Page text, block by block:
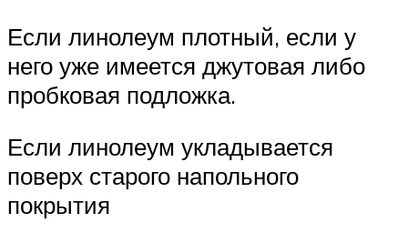
Если линолеум плотный, если у
него уже имеется джутовая либо
пробковая подложка.
Если линолеум укладывается
поверх старого напольного
покрытия